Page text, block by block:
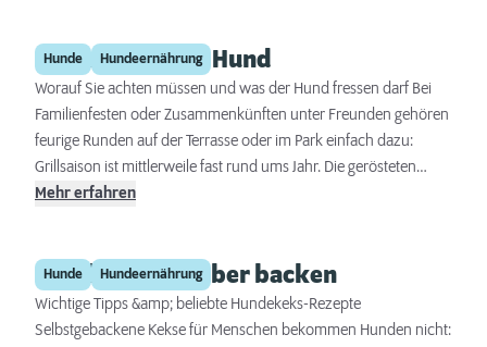
vorausgesetzt, die saftigen Happen werden richtig gefüttert.
Hunde Hundeernährung
Grillen mit dem Hund
Worauf Sie achten müssen und was der Hund fressen darf Bei
Familienfesten oder Zusammenkünften unter Freunden gehören
feurige Runden auf der Terrasse oder im Park einfach dazu:
Grillsaison ist mittlerweile fast rund ums Jahr. Die gerösteten
Köstlichkeiten und deren Beilagen sind allerdings nichts für den
Mehr erfahren
Hunde Hundeernährung
Hundekekse selber backen
Wichtige Tipps &amp; beliebte Hundekeks-Rezepte
Selbstgebackene Kekse für Menschen bekommen Hunden nicht: